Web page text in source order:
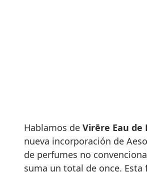
Hablamos de Virēre Eau de
nueva incorporación de
de perfumes no
suma un total de once. Esta